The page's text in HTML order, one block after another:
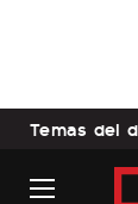
Temas del